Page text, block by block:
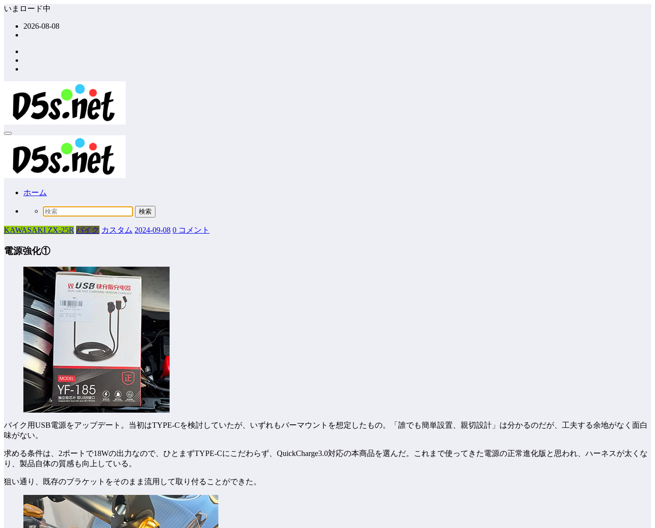
コ
いまロード中
2026-08-08
ホーム
KAWASAKI ZX-25R バイク カスタム 2024-09-08 0 コメント
電源強化①
バイク用USB電源をアップデート。当初はTYPE-Cを検討していたが、いずれもバーマウントを想定したもの。「誰でも簡単設置、親切設計」は分かるのだが、工夫する余地がなく面白
味がない。
求める条件は、2ポートで18Wの出力なので、ひとまずTYPE-Cにこだわらず、QuickCharge3.0対応の本商品を選んだ。これまで使ってきた電源の正常進化版と思われ、ハーネスが太くな
り、製品自体の質感も向上している。
狙い通り、既存のブラケットをそのまま流用して取り付ることができた。